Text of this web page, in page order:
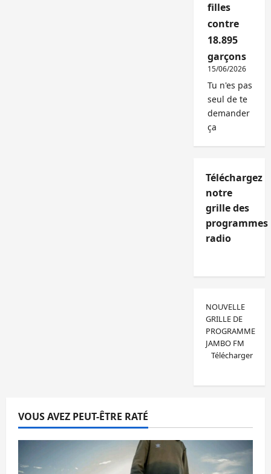
filles
contre
18.895
garçons
15/06/2026
Tu n'es pas
seul de te
demander
ça
Téléchargez
notre
grille des
programmes
radio
NOUVELLE
GRILLE DE
PROGRAMME
JAMBO FM
Télécharger
VOUS AVEZ PEUT-ÊTRE RATÉ